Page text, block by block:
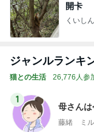
開卡
くいし
ジャンルランキ
猫との生活 26,776人参
1
母さんは
藤緒 ミル